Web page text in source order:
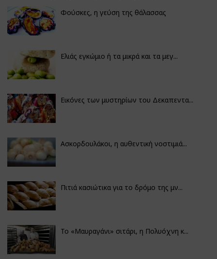
Φούσκες, η γεύση της θάλασσας
Ελιάς εγκώμιο ή τα μικρά και τα μεγ...
Εικόνες των μυστηρίων του Δεκαπεντα...
Ασκορδουλάκοι, η αυθεντική νοστιμιά...
Πιτιά κασιώτικα για το δρόμο της μν...
Το «Μαυραγάνι» σιτάρι, η Πολυόχνη κ...